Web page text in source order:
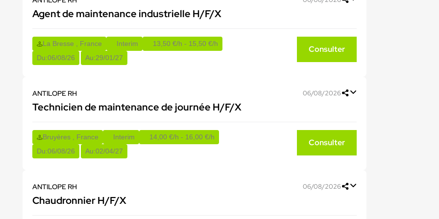
Agent de maintenance industrielle H/F/X
La Bresse , France Interim
13,50 €/h - 15,50 €/h
Du:06/08/26 Au:29/01/27
Consulter
ANTILOPE RH 06/08/2026
Technicien de maintenance de journée H/F/X
Bruyères , France Interim
14,00 €/h - 16,00 €/h
Du:06/08/26 Au:02/04/27
Consulter
ANTILOPE RH 06/08/2026
Chaudronnier H/F/X